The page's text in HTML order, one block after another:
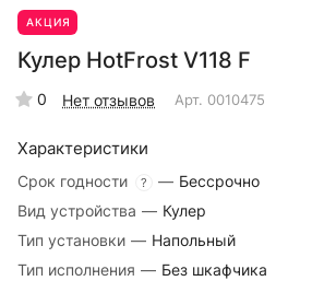
АКЦИЯ
Кулер HotFrost V118 F
0 Нет отзывов Арт. 0010475
Характеристики
Срок годности ? — Бессрочно
Вид устройства — Кулер
Тип установки — Напольный
Тип исполнения — Без шкафчика